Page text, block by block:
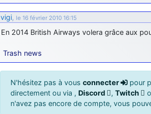
vigi, le 16 février 2010 16:15
En 2014 British Airways volera grâce aux
Trash news
N'hésitez pas à vous connecter
pour
directement ou via , Discord , Twitch
n'avez pas encore de compte, vous